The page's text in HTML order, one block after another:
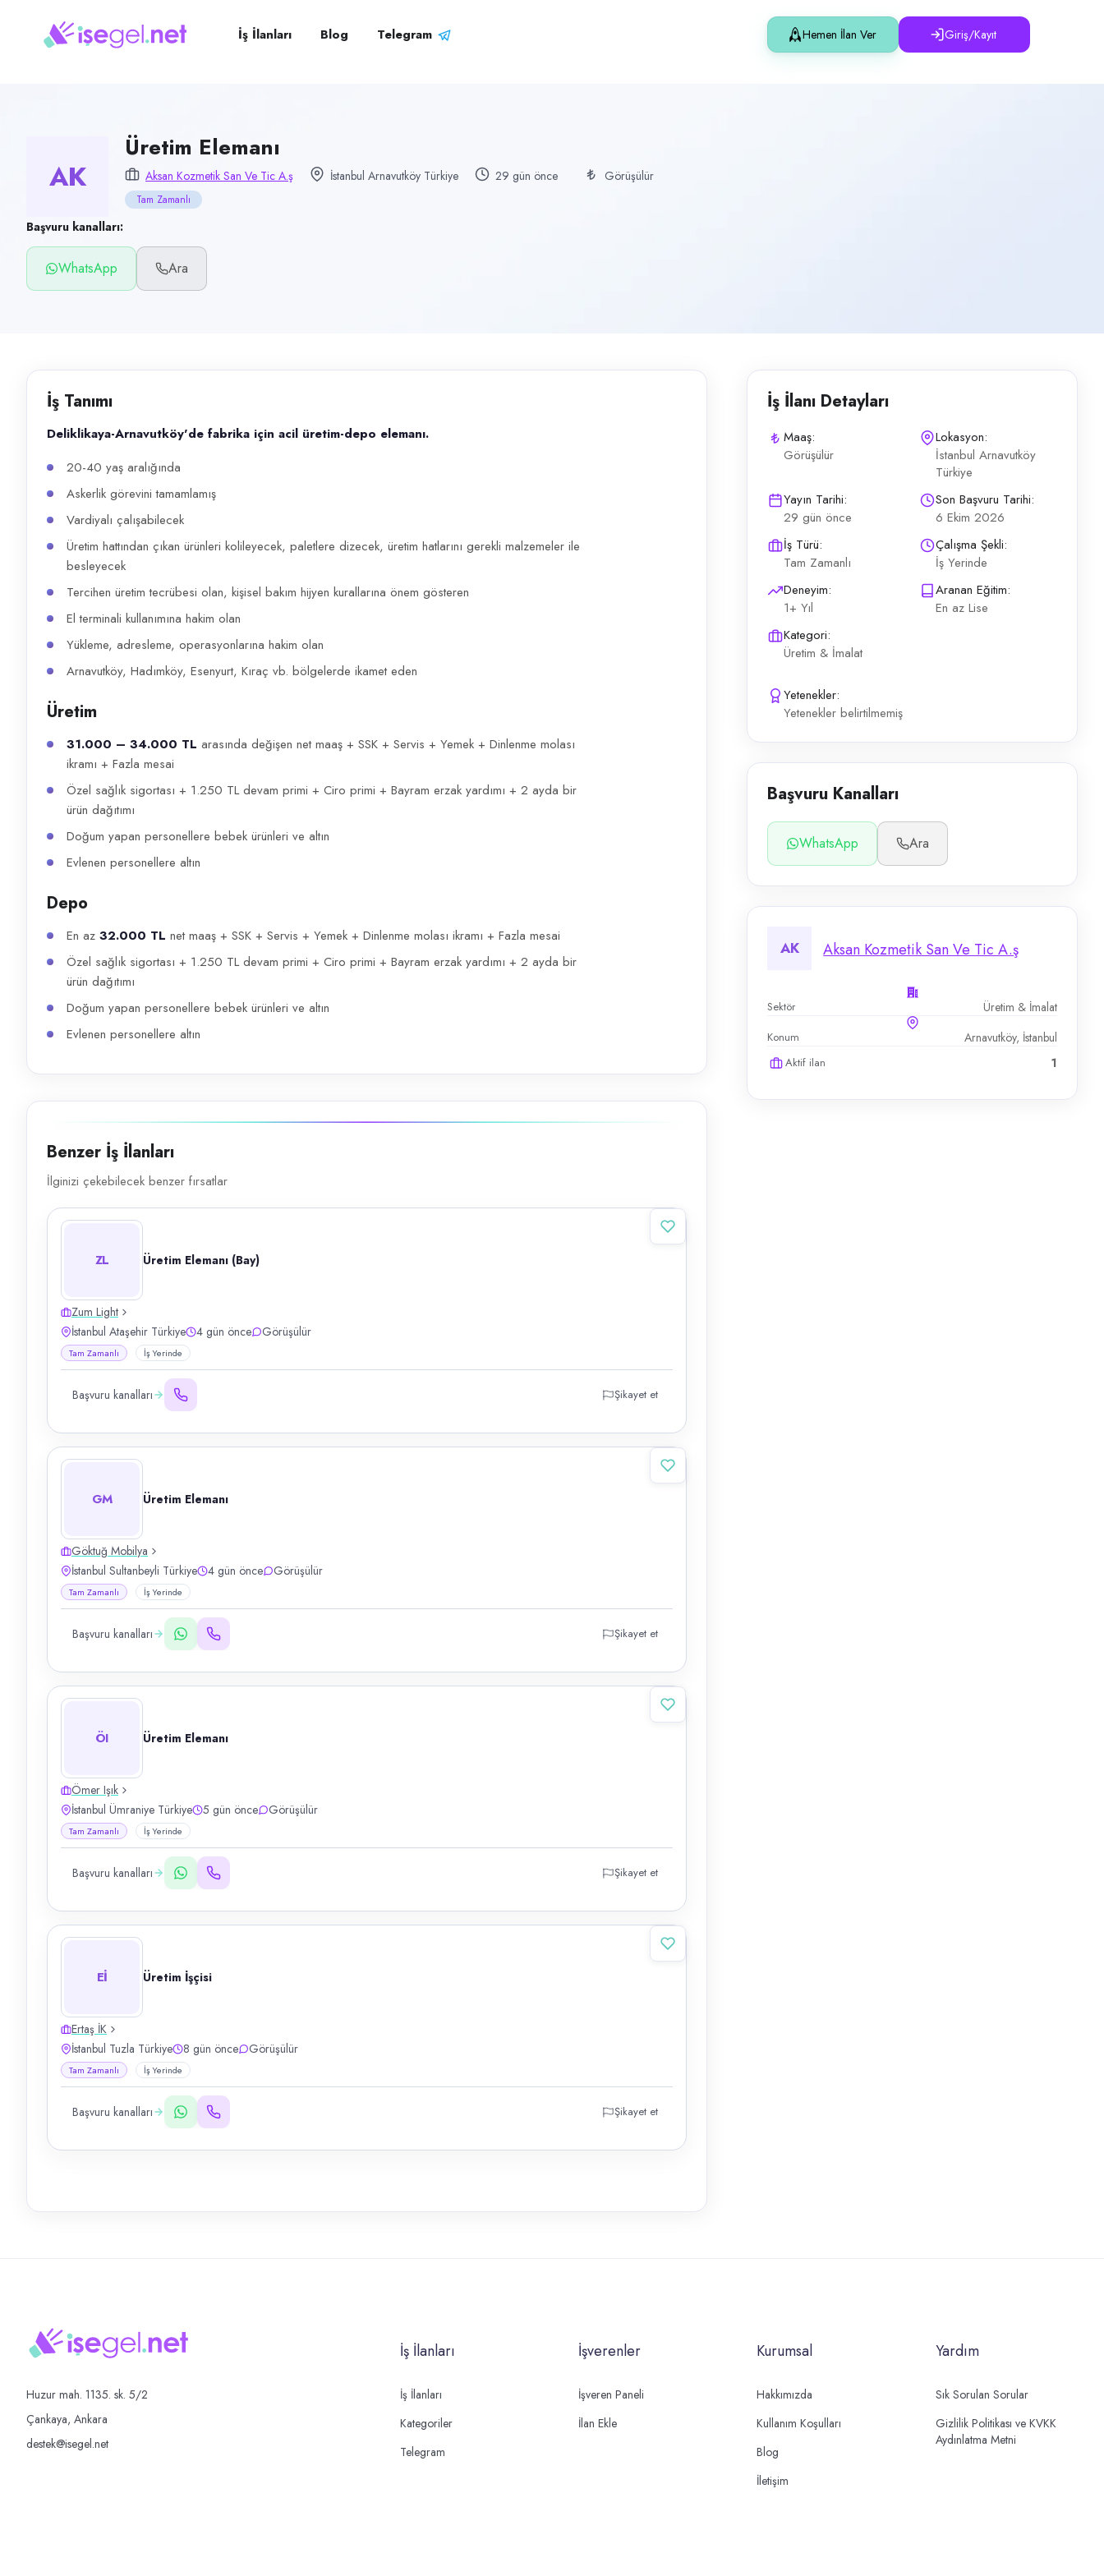
Üretim Elemanı
Arnavutköy, İstanbul
Çalışma şekli
Tam Zamanlı · Ofis
Yayın tarihi
8 Temmuz 2026
Başvuru kanalları
WhatsApp, Telefon
İlan açıklaması
Deliklikaya-Arnavutköy'de fabrika için acil üretim-depo elemanı. 20-40 yaş aralığında Askerlik görevini tamamlamış Vardiyalı çalışabilecek Üretim hattından çıkan ürünleri kolileyecek, paletlere dizecek,
İş İlanları Blog Telegram Hemen İlan Ver Giriş/Kayıt
AK
Üretim Elemanı
Aksan Kozmetik San Ve Tic A.ş İstanbul Arnavutköy Türkiye 29 gün önce Görüşülür
Tam Zamanlı
Başvuru kanalları:
WhatsApp Ara
İş Tanımı
Deliklikaya-Arnavutköy'de fabrika için acil üretim-depo elemanı.
20-40 yaş aralığında
Askerlik görevini tamamlamış
Vardiyalı çalışabilecek
Üretim hattından çıkan ürünleri kolileyecek, paletlere dizecek, üretim hatlarını gerekli malzemeler ile
besleyecek
Tercihen üretim tecrübesi olan, kişisel bakım hijyen kurallarına önem gösteren
El terminali kullanımına hakim olan
Yükleme, adresleme, operasyonlarına hakim olan
Arnavutköy, Hadımköy, Esenyurt, Kıraç vb. bölgelerde ikamet eden
Üretim
31.000 – 34.000 TL arasında değişen net maaş + SSK + Servis + Yemek + Dinlenme molası
ikramı + Fazla mesai
Özel sağlık sigortası + 1.250 TL devam primi + Ciro primi + Bayram erzak yardımı + 2 ayda bir
ürün dağıtımı
Doğum yapan personellere bebek ürünleri ve altın
Evlenen personellere altın
Depo
En az 32.000 TL net maaş + SSK + Servis + Yemek + Dinlenme molası ikramı + Fazla mesai
Özel sağlık sigortası + 1.250 TL devam primi + Ciro primi + Bayram erzak yardımı + 2 ayda bir
ürün dağıtımı
Doğum yapan personellere bebek ürünleri ve altın
Evlenen personellere altın
İş İlanı Detayları
Maaş:
Görüşülür
Lokasyon:
İstanbul Arnavutköy
Türkiye
Yayın Tarihi:
29 gün önce
Son Başvuru Tarihi:
6 Ekim 2026
İş Türü:
Tam Zamanlı
Çalışma Şekli:
İş Yerinde
Deneyim:
1+ Yıl
Aranan Eğitim:
En az Lise
Kategori:
Üretim & İmalat
Yetenekler:
Yetenekler belirtilmemiş
Başvuru Kanalları
WhatsApp Ara
AK Aksan Kozmetik San Ve Tic A.ş
Sektör Üretim & İmalat
Konum Arnavutköy, İstanbul
Aktif ilan 1
Benzer İş İlanları
İlginizi çekebilecek benzer fırsatlar
ZL Üretim Elemanı (Bay)
Zum Light
İstanbul Ataşehir Türkiye
4 gün önce Görüşülür
Tam Zamanlı İş Yerinde
Başvuru kanalları Şikayet et
GM Üretim Elemanı
Göktuğ Mobilya
İstanbul Sultanbeyli Türkiye
4 gün önce Görüşülür
Tam Zamanlı İş Yerinde
Başvuru kanalları Şikayet et
ÖI Üretim Elemanı
Ömer Işık
İstanbul Ümraniye Türkiye
5 gün önce Görüşülür
Tam Zamanlı İş Yerinde
Başvuru kanalları Şikayet et
Eİ Üretim İşçisi
Ertaş İK
İstanbul Tuzla Türkiye
8 gün önce Görüşülür
Tam Zamanlı İş Yerinde
Başvuru kanalları Şikayet et
Huzur mah. 1135. sk. 5/2
Çankaya, Ankara
destek@isegel.net
İş İlanları
İş İlanları
Kategoriler
Telegram
İşverenler
İşveren Paneli
İlan Ekle
Kurumsal
Hakkımızda
Kullanım Koşulları
Blog
İletişim
Yardım
Sık Sorulan Sorular
Gizlilik Politikası ve KVKK
Aydınlatma Metni